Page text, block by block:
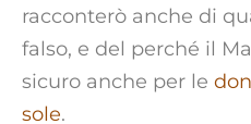
racconterò anche di
falso, e del perché il
sicuro anche per le
sole.